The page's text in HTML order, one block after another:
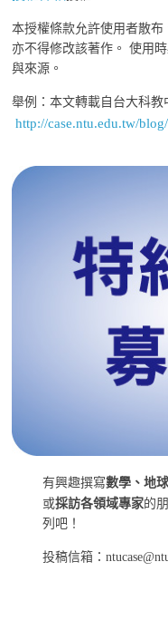
本授權條款允許使用者散布
亦不得修改該著作。 使用
與來源。
舉例：本文轉載自台大科教
http://case.ntu.edu.tw/
有興趣撰寫數學、地
或採訪各領域專家的
列吧！
投稿信箱：